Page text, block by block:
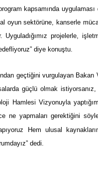
kapsamında
oyun sektörüne, kanserle
projelerle,
diye konuştu.
geçtiğini vurgulayan
güçlü olmak
Hamlesi Vizyonuyla
ne yapmaları gerektiğini
Hem ulusal
dedi.